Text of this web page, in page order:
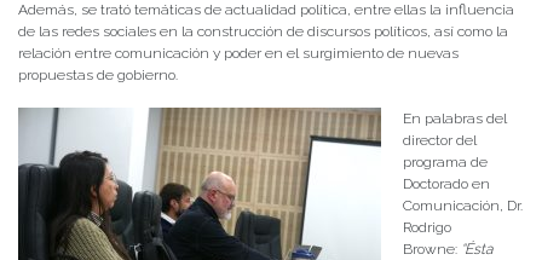
Además, se trató temáticas de actualidad política, entre ellas la influencia
de las redes sociales en la construcción de discursos políticos, así como la
relación entre comunicación y poder en el surgimiento de nuevas
propuestas de gobierno.
En palabras del
director del
programa de
Doctorado en
Comunicación, Dr.
Rodrigo
Browne: “Ésta